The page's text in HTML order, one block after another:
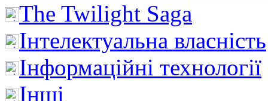
The Twilight Saga
Інтелектуальна влaсність
Інформаційні технології
Інші